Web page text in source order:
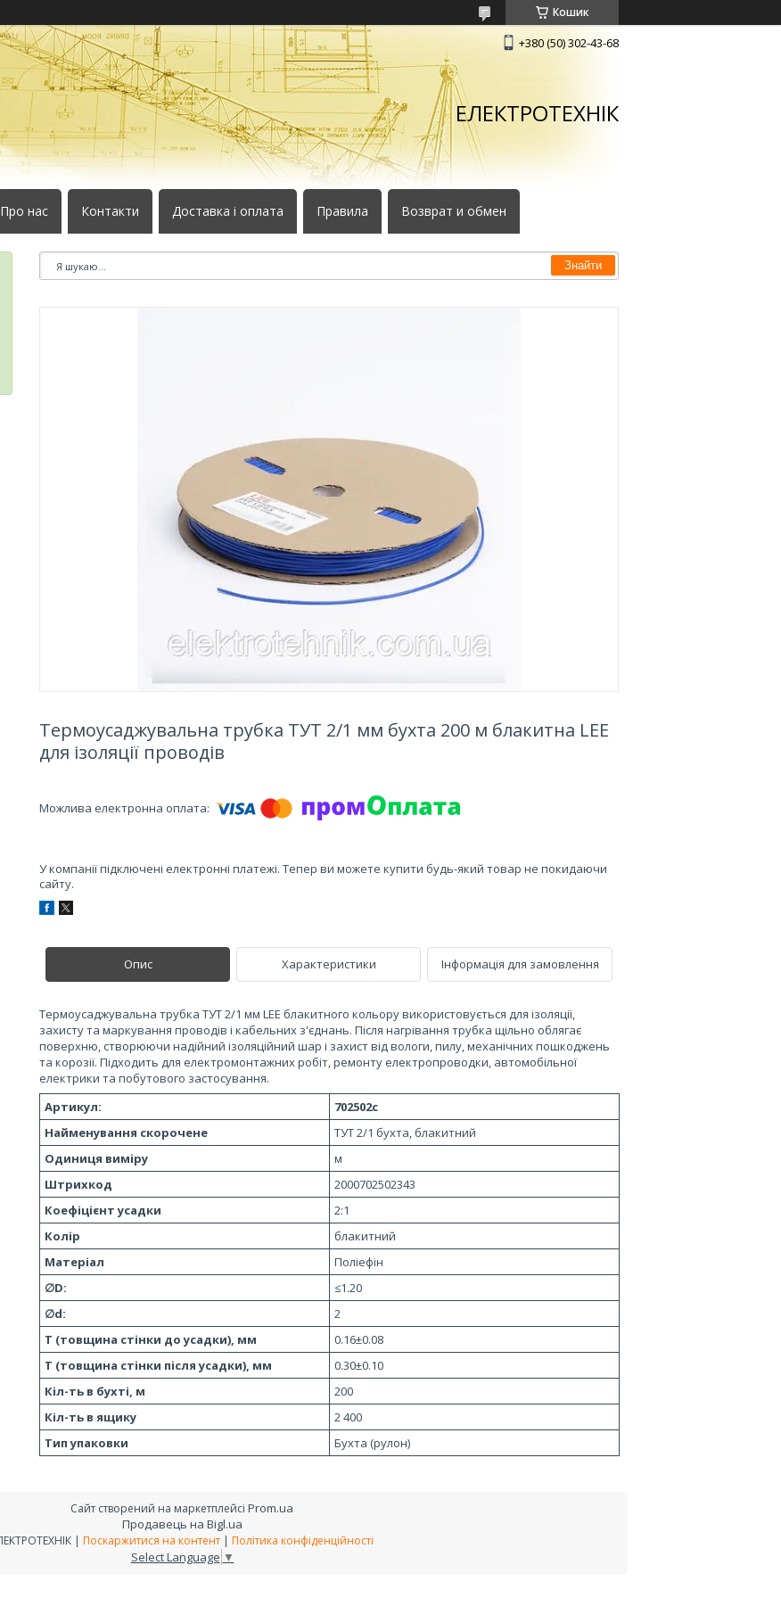
Кошик
+380 (50) 302-43-68
ЕЛЕКТРОТЕХНІК
Про нас Контакти Доставка і оплата Правила Возврат и обмен
Знайти
Термоусаджувальна трубка ТУТ 2/1 мм бухта 200 м блакитна LEE
для ізоляції проводів
У компанії підключені електронні платежі. Тепер ви можете купити будь-який товар не покидаючи
сайту.
Опис Характеристики Інформація для замовлення
Термоусаджувальна трубка ТУТ 2/1 мм LEE блакитного кольору використовується для ізоляції,
захисту та маркування проводів і кабельних з'єднань. Після нагрівання трубка щільно облягає
поверхню, створюючи надійний ізоляційний шар і захист від вологи, пилу, механічних пошкоджень
та корозії. Підходить для електромонтажних робіт, ремонту електропроводки, автомобільної
електрики та побутового застосування.
Артикул:
702502с
Найменування скорочене
ТУТ 2/1 бухта, блакитний
Одиниця виміру
м
Штрихкод
2000702502343
Коефіцієнт усадки
2:1
Колір
блакитний
Матеріал
Поліефін
∅D:
≤1.20
∅d:
2
T (товщина стінки до усадки), мм
0.16±0.08
T (товщина стінки після усадки), мм
0.30±0.10
Кіл-ть в бухті, м
200
Кіл-ть в ящику
2 400
Тип упаковки
Бухта (рулон)
Сайт створений на маркетплейсі Prom.ua
Продавець на Bigl.ua
ЕЛЕКТРОТЕХНІК | Поскаржитися на контент | Політика конфіденційності
Select Language ▼